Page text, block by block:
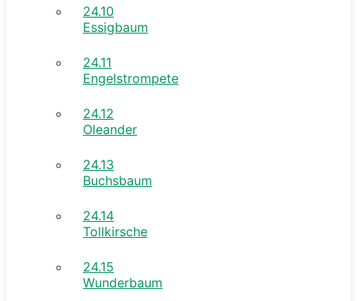
24.10
Essigbaum
24.11
Engelstrompete
24.12
Oleander
24.13
Buchsbaum
24.14
Tollkirsche
24.15
Wunderbaum